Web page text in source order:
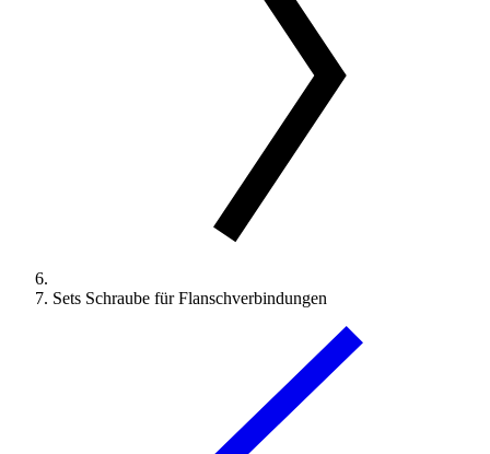
Sets Schraube für Flanschverbindungen